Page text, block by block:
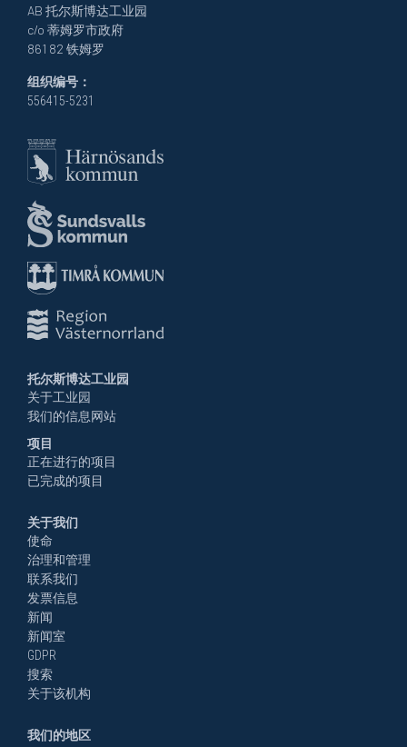
AB 托尔斯博达工业园
c/o 蒂姆罗市政府
861 82 铁姆罗
组织编号：
556415-5231
托尔斯博达工业园
关于工业园
我们的信息网站
项目
正在进行的项目
已完成的项目
关于我们
使命
治理和管理
联系我们
发票信息
新闻
新闻室
GDPR
搜索
关于该机构
我们的地区